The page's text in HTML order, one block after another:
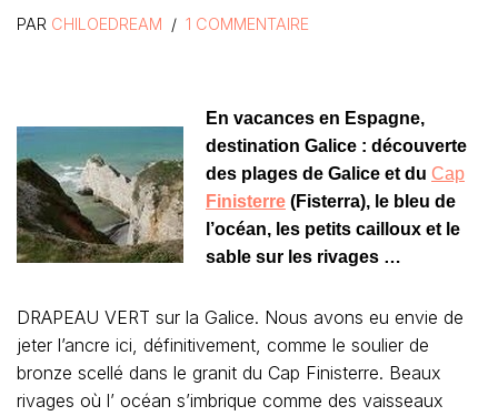
PAR CHILOEDREAM 1 COMMENTAIRE
En vacances en Espagne,
destination Galice : découverte
des plages de Galice et du Cap
Finisterre (Fisterra), le bleu de
l’océan, les petits cailloux et le
sable sur les rivages …
DRAPEAU VERT sur la Galice. Nous avons eu envie de
jeter l’ancre ici, définitivement, comme le soulier de
bronze scellé dans le granit du Cap Finisterre. Beaux
rivages où l’ océan s’imbrique comme des vaisseaux